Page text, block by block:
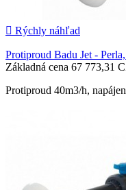
 Rýchly náhľad
Protiproud Badu Jet -
Základná cena 67 773,31
Protiproud 40m3/h,